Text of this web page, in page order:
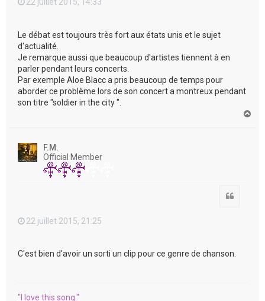
22 juillet 2015, 14:33
Le débat est toujours très fort aux états unis et le sujet
d'actualité.
Je remarque aussi que beaucoup d'artistes tiennent à en
parler pendant leurs concerts.
Par exemple Aloe Blacc a pris beaucoup de temps pour
aborder ce problème lors de son concert a montreux pendant
son titre "soldier in the city ".
F.M.
Official Member
22 juillet 2015, 21:25
C'est bien d'avoir un sorti un clip pour ce genre de chanson.
"I love this song."